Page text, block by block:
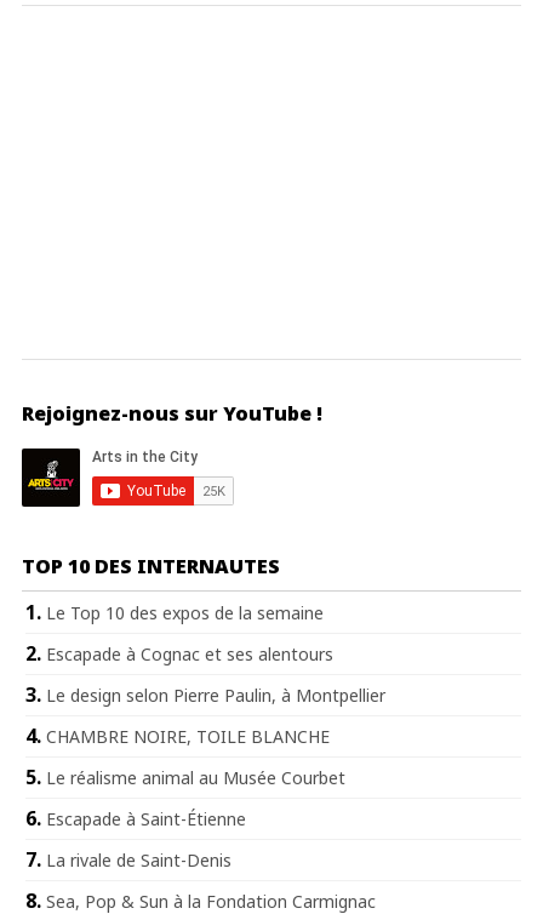
Rejoignez-nous sur YouTube !
TOP 10 DES INTERNAUTES
Le Top 10 des expos de la semaine
Escapade à Cognac et ses alentours
Le design selon Pierre Paulin, à Montpellier
CHAMBRE NOIRE, TOILE BLANCHE
Le réalisme animal au Musée Courbet
Escapade à Saint-Étienne
La rivale de Saint-Denis
Sea, Pop & Sun à la Fondation Carmignac